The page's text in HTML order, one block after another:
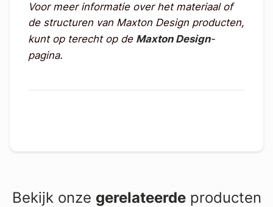
Voor meer informatie over het materiaal of
de structuren van Maxton Design producten,
kunt op terecht op de Maxton Design-
pagina.
Bekijk onze gerelateerdeproducten